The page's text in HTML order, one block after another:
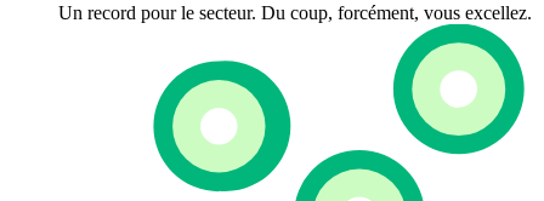
Un record pour le secteur. Du coup, forcément, vous excellez.